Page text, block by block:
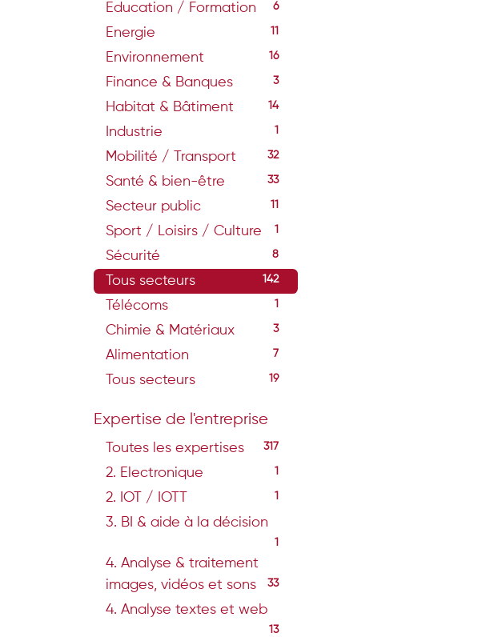
Education / Formation 6
Energie 11
Environnement 16
Finance & Banques 3
Habitat & Bâtiment 14
Industrie 1
Mobilité / Transport 32
Santé & bien-être 33
Secteur public 11
Sport / Loisirs / Culture 1
Sécurité 8
Tous secteurs 142
Télécoms 1
Chimie & Matériaux 3
Alimentation 7
Tous secteurs 19
Expertise de l'entreprise
Toutes les expertises 317
2. Electronique 1
2. IOT / IOTT 1
3. BI & aide à la décision
1
4. Analyse & traitement
images, vidéos et sons
33
4. Analyse textes et web
13